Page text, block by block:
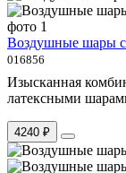
Воздушные шары с
016856
Изысканная
латексными
4240 ₽